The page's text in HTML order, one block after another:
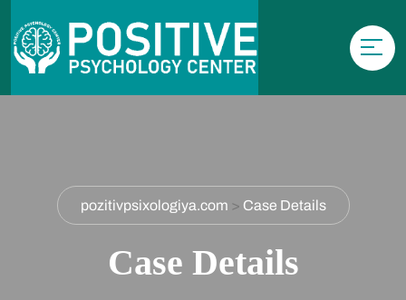
pozitivpsixologiya.com > Case Details
Case Details